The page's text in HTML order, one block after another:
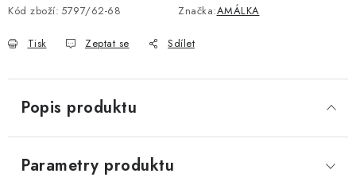
Kód zboží: 5797/62-68 Značka:AMÁLKA
Tisk Zeptat se Sdílet
Popis produktu
Parametry produktu